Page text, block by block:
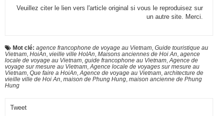
Veuillez citer le lien vers l'article original si vous le reproduisez sur
un autre site. Merci.
Mot clé: agence francophone de voyage au Vietnam, Guide touristique au
Vietnam, HoiAn, vieille ville HoIAn, Maisons anciennes de Hoi An, agence
locale de voyage au Vietnam, guide francophone au Vietnam,Agence de
voyage sur mesure au Vietnam,Agence locale de voyages sur mesure au
Vietnam, Que faire a HoiAn,Agence de voyage au Vietnam, architecture de
vieille ville de Hoi An, maison de Phung Hung, maison ancienne de Phung
Hung
Tweet